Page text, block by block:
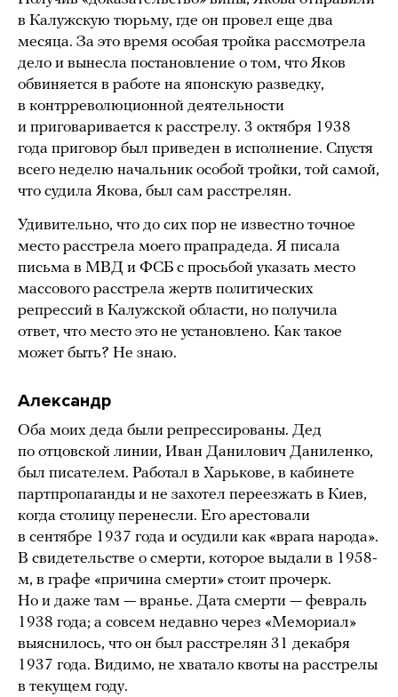
в Калужскую тюрьму, где он провел еще два
месяца. За это время особая тройка рассмотрела
дело и вынесла постановление о том, что Яков
обвиняется в работе на японскую разведку,
в контрреволюционной деятельности
и приговаривается к расстрелу. 3 октября 1938
года приговор был приведен в исполнение. Спустя
всего неделю начальник особой тройки, той самой,
что судила Якова, был сам расстрелян.
Удивительно, что до сих пор не известно точное
место расстрела моего прапрадеда. Я писала
письма в МВД и ФСБ с просьбой указать место
массового расстрела жертв политических
репрессий в Калужской области, но получила
ответ, что место это не установлено. Как такое
может быть? Не знаю.
Александр
Оба моих деда были репрессированы. Дед
по отцовской линии, Иван Данилович Даниленко,
был писателем. Работал в Харькове, в кабинете
партпропаганды и не захотел переезжать в Киев,
когда столицу перенесли. Его арестовали
в сентябре 1937 года и осудили как «врага народа».
В свидетельстве о смерти, которое выдали в 1958-
м, в графе «причина смерти» стоит прочерк.
Но и даже там — вранье. Дата смерти — февраль
1938 года; а совсем недавно через «Мемориал»
выяснилось, что он был расстрелян 31 декабря
1937 года. Видимо, не хватало квоты на расстрелы
в текущем году.